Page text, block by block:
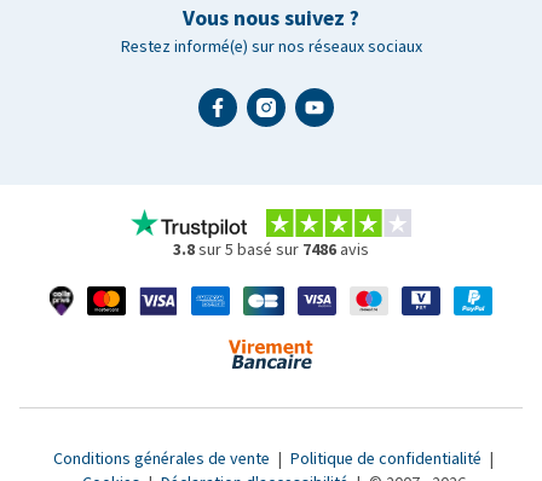
Vous nous suivez ?
Restez informé(e) sur nos réseaux sociaux
3.8sur 5 basé sur 7486 avis
Conditions générales de vente | Politique de confidentialité |